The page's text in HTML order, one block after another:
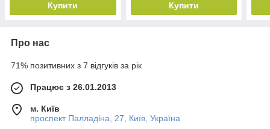
Купити Купити
Про нас
71% позитивних з 7 відгуків за рік
Працює з 26.01.2013
м. Київ
проспект Палладіна, 27, Київ, Україна